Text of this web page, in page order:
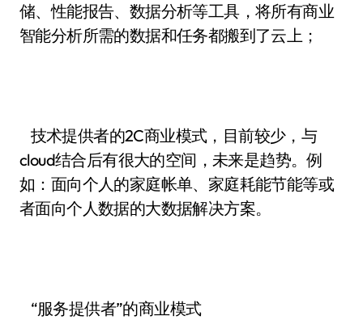
储、性能报告、数据分析等工具，将所有商业
智能分析所需的数据和任务都搬到了云上；
技术提供者的2C商业模式，目前较少，与
cloud结合后有很大的空间，未来是趋势。例
如：面向个人的家庭帐单、家庭耗能节能等或
者面向个人数据的大数据解决方案。
“服务提供者”的商业模式